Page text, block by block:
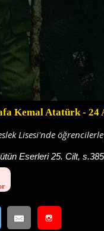
Kemal Atatürk- 24
Lisesi'nde öğrencilerle
Eserleri 25. Cilt, s.385